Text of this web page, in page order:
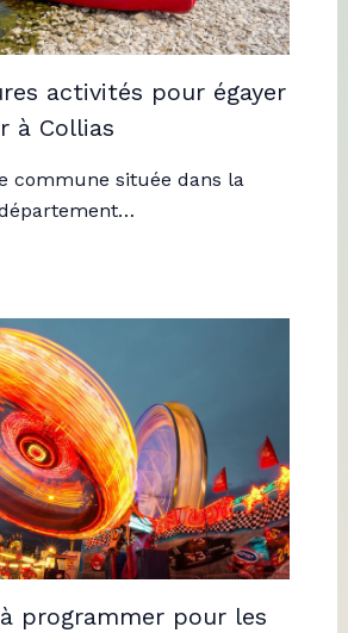
activités pour égayer
à Collias
commune située dans la
programmer pour les